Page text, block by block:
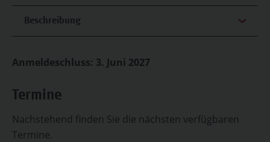
Beschreibung
Anmeldeschluss: 3. Juni 2027
Termine
Nachstehend finden Sie die nächsten verfügbaren
Termine.